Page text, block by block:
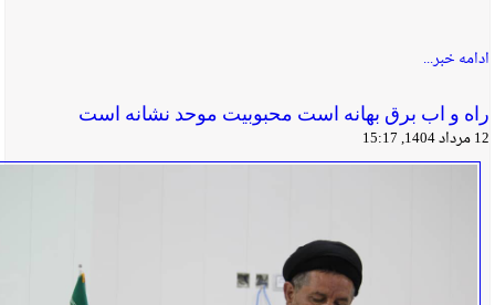
ادامه خبر...
راه و اب برق بهانه است محبوبیت موحد نشانه است
12 مرداد 1404, 15:17